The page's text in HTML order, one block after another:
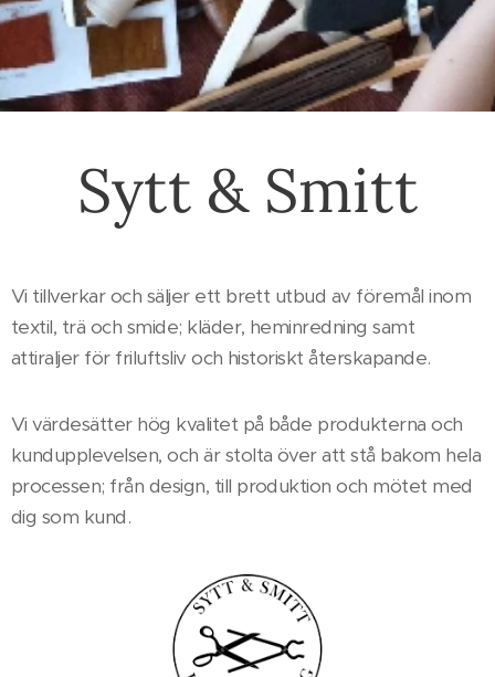
Sytt & Smitt
Vi tillverkar och säljer ett brett utbud av föremål inom
textil, trä och smide; kläder, heminredning samt
attiraljer för friluftsliv och historiskt återskapande.
Vi värdesätter hög kvalitet på både produkterna och
kundupplevelsen, och är stolta över att stå bakom hela
processen; från design, till produktion och mötet med
dig som kund.